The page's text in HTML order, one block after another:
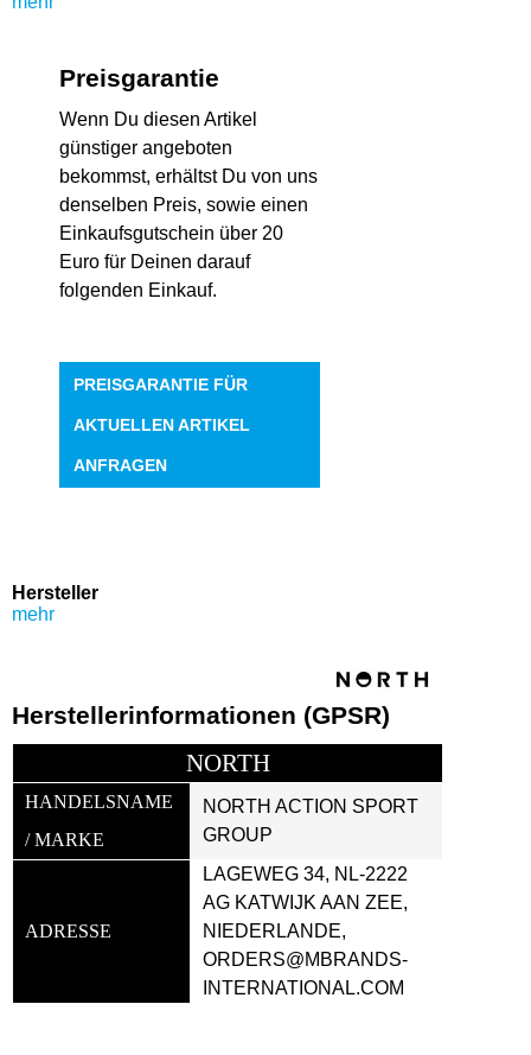
Preisgarantie
Wenn Du diesen Artikel
günstiger angeboten
bekommst, erhältst Du von uns
denselben Preis, sowie einen
Einkaufsgutschein über 20
Euro für Deinen darauf
folgenden Einkauf.
PREISGARANTIE FÜR
AKTUELLEN ARTIKEL
ANFRAGEN
Hersteller
mehr
Herstellerinformationen (GPSR)
NORTH
HANDELSNAME
/ MARKE
NORTH ACTION SPORT
GROUP
ADRESSE
LAGEWEG 34, NL-2222
AG KATWIJK AAN ZEE,
NIEDERLANDE,
ORDERS@MBRANDS-
INTERNATIONAL.COM